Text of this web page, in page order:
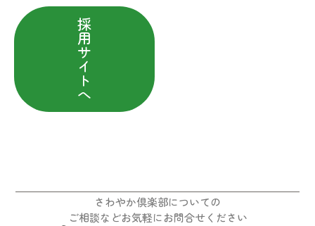
採
用
サ
イ
ト
へ
さわやか倶楽部についての
ご相談などお気軽にお問合せください